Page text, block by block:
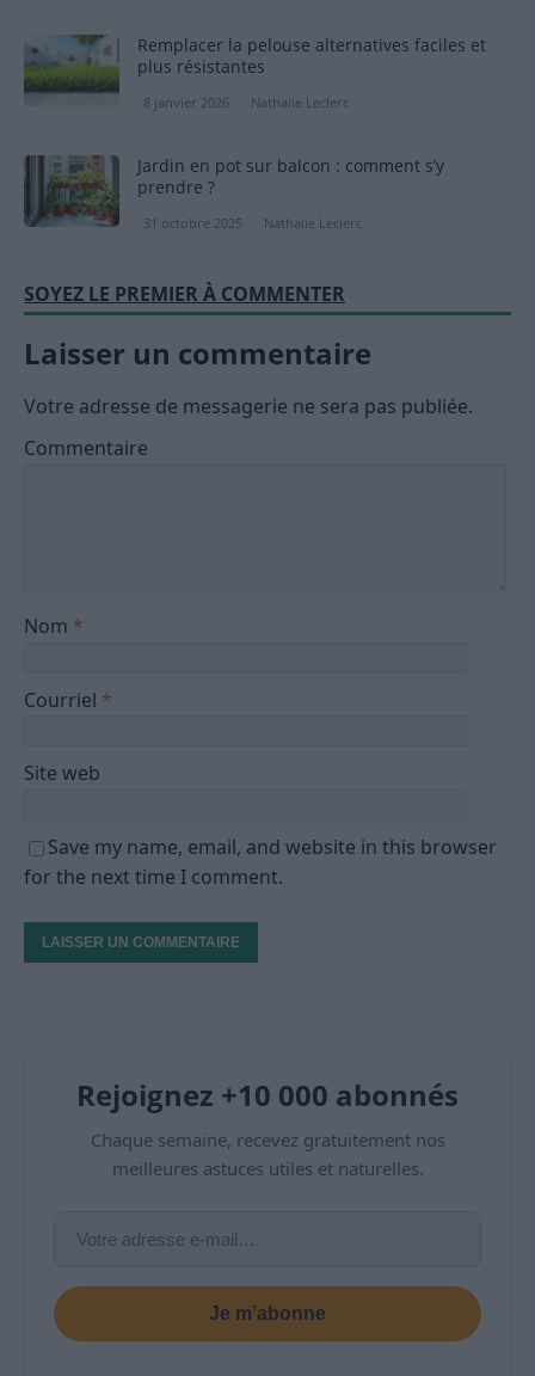
Remplacer la pelouse alternatives faciles et
plus résistantes
8 janvier 2026 Nathalie Leclerc
Jardin en pot sur balcon : comment s’y
prendre ?
31 octobre 2025 Nathalie Leclerc
SOYEZ LE PREMIER À COMMENTER
Laisser un commentaire
Votre adresse de messagerie ne sera pas publiée.
Commentaire
Nom *
Courriel *
Site web
Save my name, email, and website in this browser
for the next time I comment.
Rejoignez +10 000 abonnés
Chaque semaine, recevez gratuitement nos
meilleures astuces utiles et naturelles.
Je m’abonne